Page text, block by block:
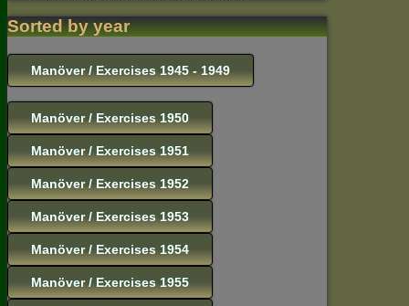
Sorted by year
Manöver / Exercises 1945 - 1949
Manöver / Exercises 1950
Manöver / Exercises 1951
Manöver / Exercises 1952
Manöver / Exercises 1953
Manöver / Exercises 1954
Manöver / Exercises 1955